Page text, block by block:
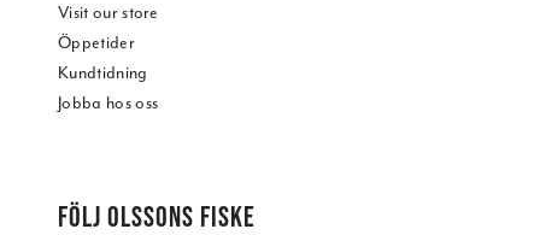
Visit our store
Öppetider
Kundtidning
Jobba hos oss
FÖLJ OLSSONS FISKE